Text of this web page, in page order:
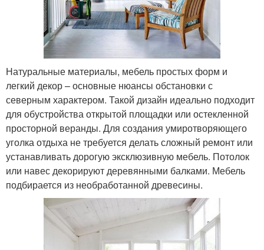
Натуральные материалы, мебель простых форм и
легкий декор – основные нюансы обстановки с
северным характером. Такой дизайн идеально подходит
для обустройства открытой площадки или остекленной
просторной веранды. Для создания умиротворяющего
уголка отдыха не требуется делать сложный ремонт или
устанавливать дорогую эксклюзивную мебель. Потолок
или навес декорируют деревянными балками. Мебель
подбирается из необработанной древесины.